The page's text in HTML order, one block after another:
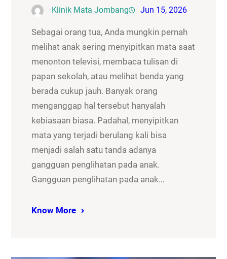
Klinik Mata Jombang Jun 15, 2026
Sebagai orang tua, Anda mungkin pernah
melihat anak sering menyipitkan mata saat
menonton televisi, membaca tulisan di
papan sekolah, atau melihat benda yang
berada cukup jauh. Banyak orang
menganggap hal tersebut hanyalah
kebiasaan biasa. Padahal, menyipitkan
mata yang terjadi berulang kali bisa
menjadi salah satu tanda adanya
gangguan penglihatan pada anak.
Gangguan penglihatan pada anak…
Know More